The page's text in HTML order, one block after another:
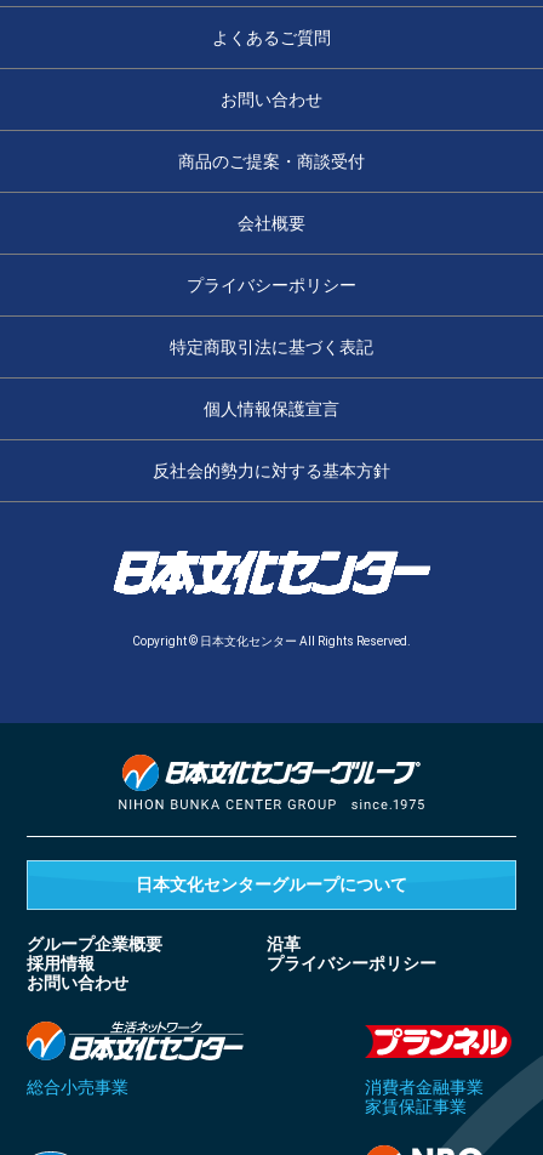
よくあるご質問
お問い合わせ
商品のご提案・商談受付
会社概要
プライバシーポリシー
特定商取引法に基づく表記
個人情報保護宣言
反社会的勢力に対する基本方針
Copyright © 日本文化センター All Rights Reserved.
日本文化センターグループについて
グループ企業概要
沿革
採用情報
プライバシーポリシー
お問い合わせ
総合小売事業
消費者金融事業
家賃保証事業